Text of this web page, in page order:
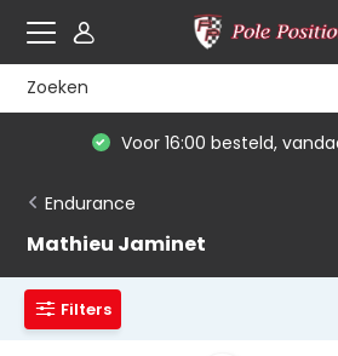
Voor 16:00 besteld,
Endurance
Mathieu Jaminet
Filters